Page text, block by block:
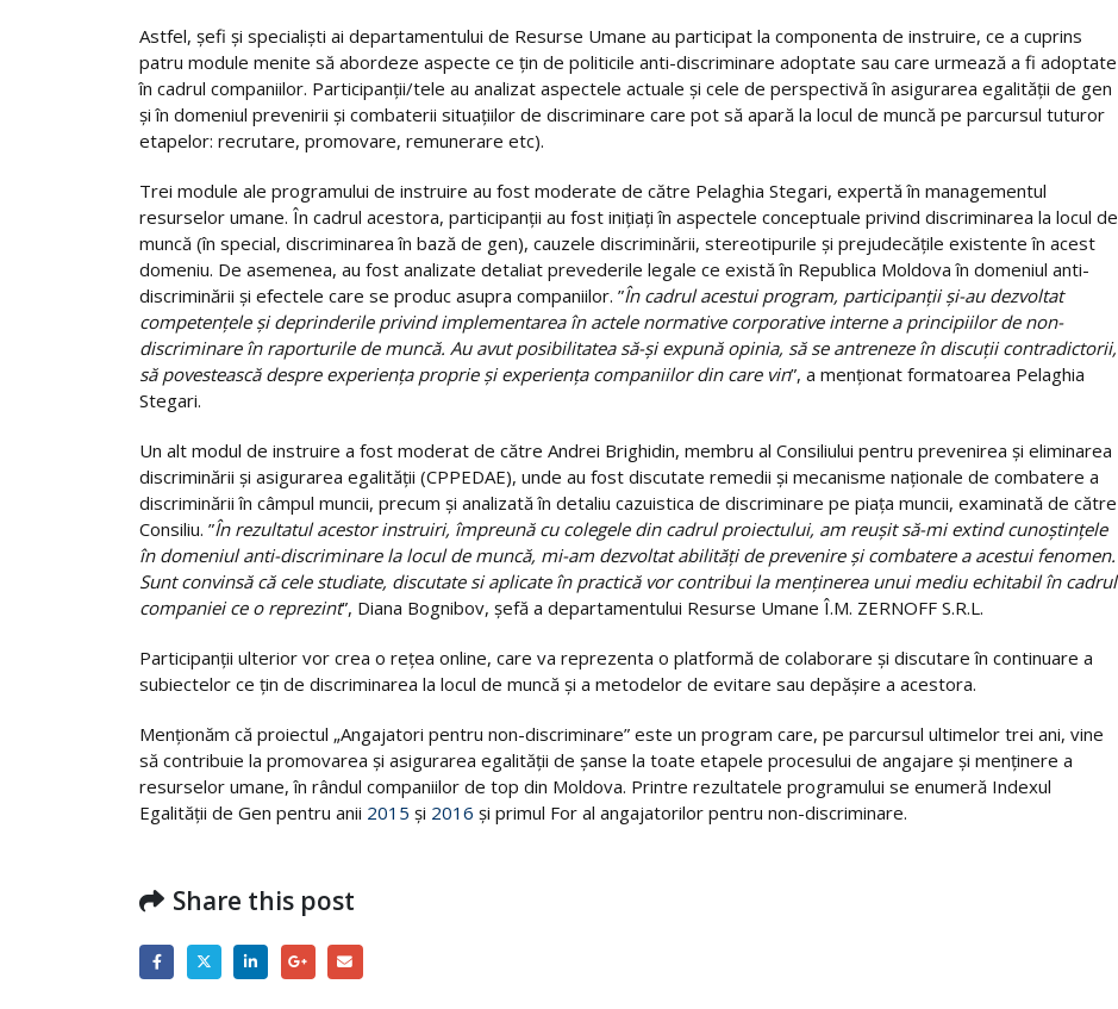
Astfel, șefi și specialiști ai departamentului de Resurse Umane au participat la componenta de instruire, ce a cuprins
patru module menite să abordeze aspecte ce țin de politicile anti-discriminare adoptate sau care urmează a fi adoptate
în cadrul companiilor. Participanții/tele au analizat aspectele actuale și cele de perspectivă în asigurarea egalității de gen
și în domeniul prevenirii şi combaterii situaţiilor de discriminare care pot să apară la locul de muncă pe parcursul tuturor
etapelor: recrutare, promovare, remunerare etc).
Trei module ale programului de instruire au fost moderate de către Pelaghia Stegari, expertă în managementul
resurselor umane. În cadrul acestora, participanții au fost inițiați în aspectele conceptuale privind discriminarea la locul de
muncă (în special, discriminarea în bază de gen), cauzele discriminării, stereotipurile și prejudecățile existente în acest
domeniu. De asemenea, au fost analizate detaliat prevederile legale ce există în Republica Moldova în domeniul anti-
discriminării şi efectele care se produc asupra companiilor. ”În cadrul acestui program, participanții și-au dezvoltat
competențele și deprinderile privind implementarea în actele normative corporative interne a principiilor de non-
discriminare în raporturile de muncă. Au avut posibilitatea să-şi expună opinia, să se antreneze în discuții contradictorii,
să povestească despre experiența proprie și experiența companiilor din care vin”, a menționat formatoarea Pelaghia
Stegari.
Un alt modul de instruire a fost moderat de către Andrei Brighidin, membru al Consiliului pentru prevenirea şi eliminarea
discriminării şi asigurarea egalităţii (CPPEDAE), unde au fost discutate remedii şi mecanisme naţionale de combatere a
discriminării în câmpul muncii, precum și analizată în detaliu cazuistica de discriminare pe piaţa muncii, examinată de către
Consiliu. ”În rezultatul acestor instruiri, împreună cu colegele din cadrul proiectului, am reușit să-mi extind cunoștințele
în domeniul anti-discriminare la locul de muncă, mi-am dezvoltat abilități de prevenire și combatere a acestui fenomen.
Sunt convinsă că cele studiate, discutate si aplicate în practică vor contribui la menținerea unui mediu echitabil în cadrul
companiei ce o reprezint”, Diana Bognibov, șefă a departamentului Resurse Umane Î.M. ZERNOFF S.R.L.
Participanții ulterior vor crea o rețea online, care va reprezenta o platformă de colaborare și discutare în continuare a
subiectelor ce țin de discriminarea la locul de muncă și a metodelor de evitare sau depășire a acestora.
Menționăm că proiectul „Angajatori pentru non-discriminare” este un program care, pe parcursul ultimelor trei ani, vine
să contribuie la promovarea și asigurarea egalității de șanse la toate etapele procesului de angajare și menținere a
resurselor umane, în rândul companiilor de top din Moldova. Printre rezultatele programului se enumeră Indexul
Egalității de Gen pentru anii 2015 și 2016 și primul For al angajatorilor pentru non-discriminare.
Share this post